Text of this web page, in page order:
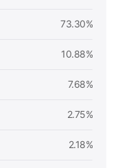
73.30%
10.88%
7.68%
2.75%
2.18%